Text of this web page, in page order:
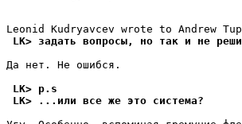
LK> задать вопросы, но так и не
Да нет. Не ошибся.
LK> p.s
LK> ...или все же это система?